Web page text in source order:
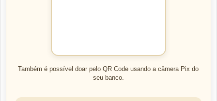
Também é possível doar pelo QR Code usando a câmera Pix do
seu banco.